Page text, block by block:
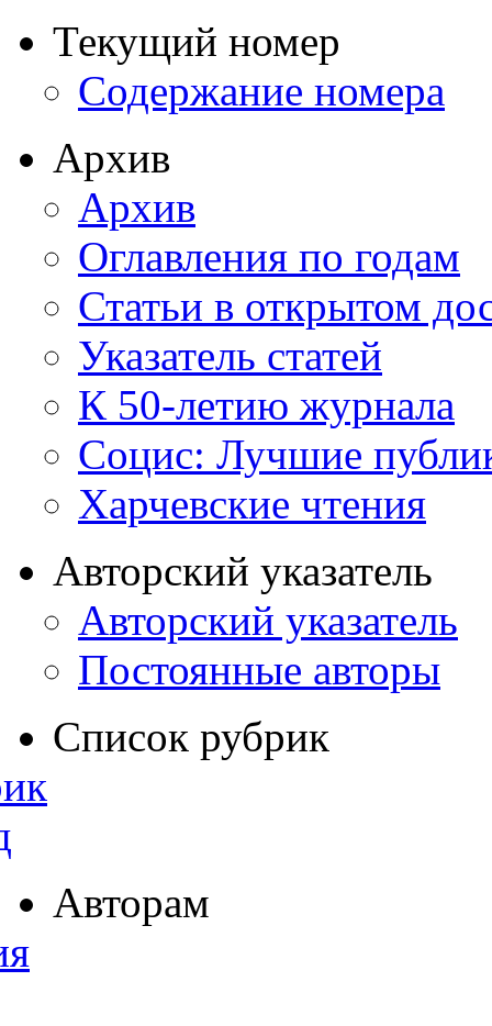
Текущий номер
Содержание номера
Архив
Архив
Оглавления по годам
Статьи в открытом
Указатель статей
К 50-летию журнала
Социс: Лучшие
Харчевские чтения
Авторский указатель
Авторский указатель
Постоянные авторы
Список рубрик
Авторам